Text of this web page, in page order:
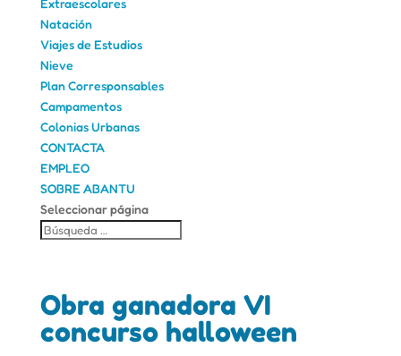
Extraescolares
Natación
Viajes de Estudios
Nieve
Plan Corresponsables
Campamentos
Colonias Urbanas
CONTACTA
EMPLEO
SOBRE ABANTU
Seleccionar página
Obra ganadora VI
concurso halloween